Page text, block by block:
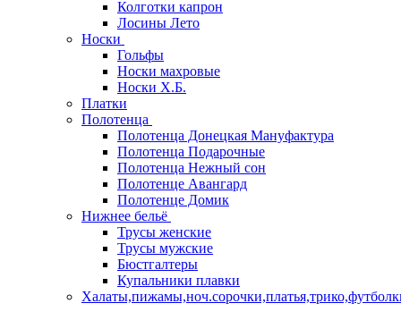
Колготки капрон
Лосины Лето
Носки
Гольфы
Носки махровые
Носки Х.Б.
Платки
Полотенца
Полотенца Донецкая Мануфактура
Полотенца Подарочные
Полотенца Нежный сон
Полотенце Авангард
Полотенце Домик
Нижнее бельё
Трусы женские
Трусы мужские
Бюстгалтеры
Купальники плавки